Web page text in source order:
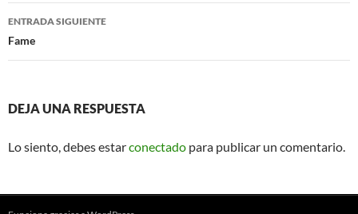
entradas
ENTRADA SIGUIENTE
Fame
DEJA UNA RESPUESTA
Lo siento, debes estarconectado para publicar un comentario.